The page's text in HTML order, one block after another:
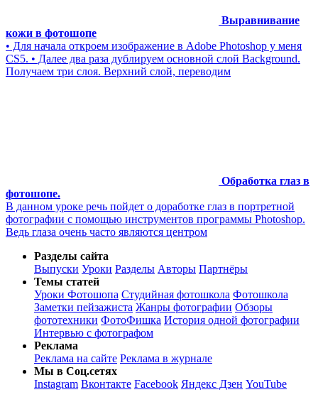
Выравнивание
кожи в фотошопе
• Для начала откроем изображение в Adobe Photoshop у меня
CS5. • Далее два раза дублируем основной слой Background.
Получаем три слоя. Верхний слой, переводим
Обработка глаз в
фотошопе.
В данном уроке речь пойдет о доработке глаз в портретной
фотографии с помощью инструментов программы Photoshop.
Ведь глаза очень часто являются центром
Разделы сайта
Выпуски Уроки Разделы Авторы Партнёры
Темы статей
Уроки Фотошопа Студийная фотошкола Фотошкола
Заметки пейзажиста Жанры фотографии Обзоры
фототехники ФотоФишка История одной фотографии
Интервью с фотографом
Реклама
Реклама на сайте Реклама в журнале
Мы в Соц.сетях
Instagram Вконтакте Facebook Яндекс Дзен YouTube